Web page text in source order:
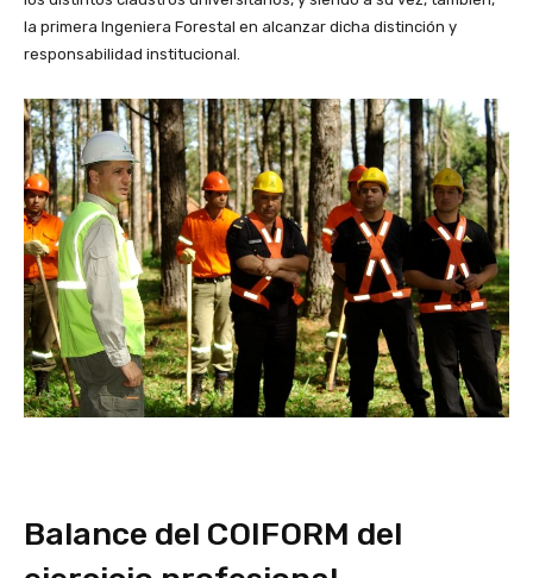
la primera Ingeniera Forestal en alcanzar dicha distinción y
responsabilidad institucional.
Balance del COIFORM del